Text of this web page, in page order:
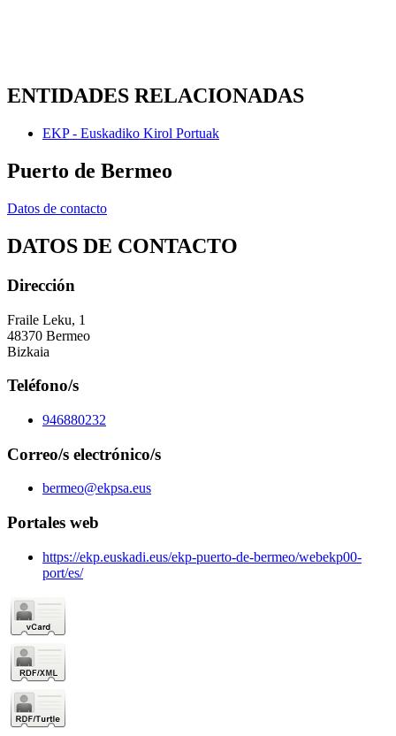
ENTIDADES RELACIONADAS
EKP - Euskadiko Kirol Portuak
Puerto de Bermeo
Datos de contacto
DATOS DE CONTACTO
Dirección
Fraile Leku, 1
48370 Bermeo
Bizkaia
Teléfono/s
946880232
Correo/s electrónico/s
bermeo@ekpsa.eus
Portales web
https://ekp.euskadi.eus/ekp-puerto-de-bermeo/webekp00-
port/es/